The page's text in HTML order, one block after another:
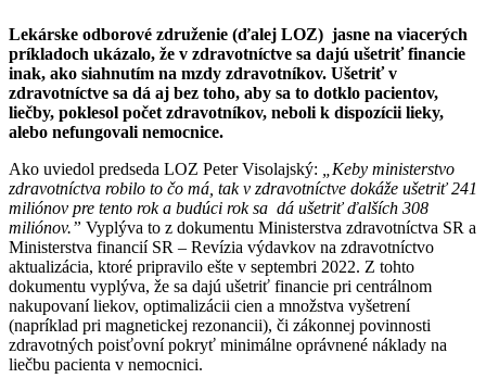
Lekárske odborové združenie (ďalej LOZ) jasne na viacerých
príkladoch ukázalo, že v zdravotníctve sa dajú ušetriť financie
inak, ako siahnutím na mzdy zdravotníkov. Ušetriť v
zdravotníctve sa dá aj bez toho, aby sa to dotklo pacientov,
liečby, poklesol počet zdravotníkov, neboli k dispozícii lieky,
alebo nefungovali nemocnice.
Ako uviedol predseda LOZ Peter Visolajský:
„Keby ministerstvo
zdravotníctva robilo to čo má, tak v zdravotníctve dokáže ušetriť 241
miliónov pre tento rok a budúci rok sa dá ušetriť ďalších 308
miliónov.” Vyplýva to z dokumentu Ministerstva zdravotníctva SR a
Ministerstva financií SR – Revízia výdavkov na zdravotníctvo
aktualizácia, ktoré pripravilo ešte v septembri 2022. Z tohto
dokumentu vyplýva, že sa dajú ušetriť financie pri centrálnom
nakupovaní liekov, optimalizácii cien a množstva vyšetrení
(napríklad pri magnetickej rezonancii), či zákonnej povinnosti
zdravotných poisťovní pokryť minimálne oprávnené náklady na
liečbu pacienta v nemocnici.